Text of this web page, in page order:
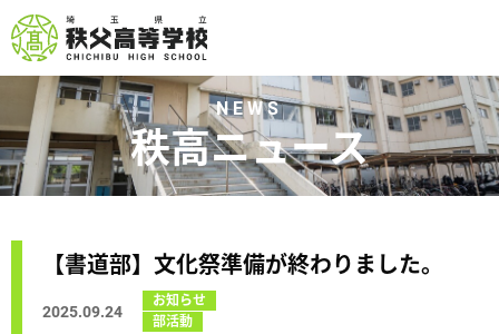
NEWS
秩高ニュース
【書道部】文化祭準備が終わりました。
2025.09.24
お知らせ
部活動